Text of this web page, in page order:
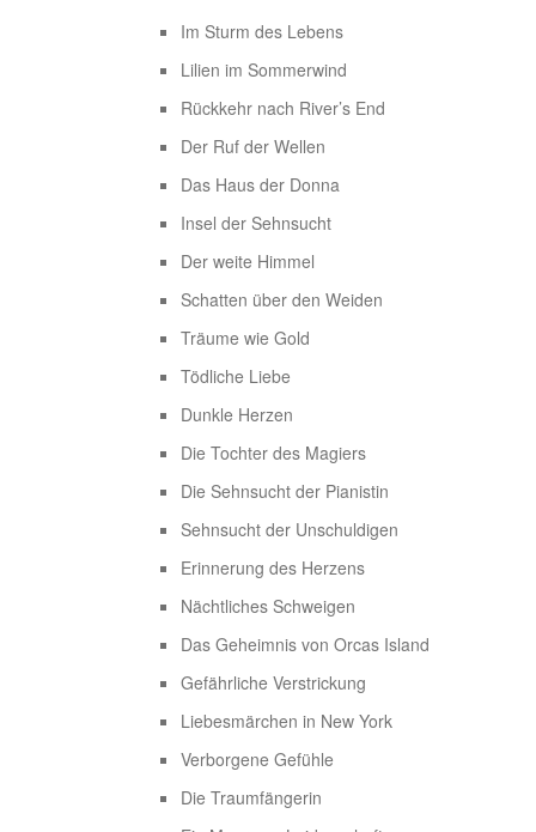
Im Sturm des Lebens
Lilien im Sommerwind
Rückkehr nach River’s End
Der Ruf der Wellen
Das Haus der Donna
Insel der Sehnsucht
Der weite Himmel
Schatten über den Weiden
Träume wie Gold
Tödliche Liebe
Dunkle Herzen
Die Tochter des Magiers
Die Sehnsucht der Pianistin
Sehnsucht der Unschuldigen
Erinnerung des Herzens
Nächtliches Schweigen
Das Geheimnis von Orcas Island
Gefährliche Verstrickung
Liebesmärchen in New York
Verborgene Gefühle
Die Traumfängerin